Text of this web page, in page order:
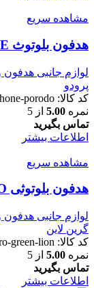
مشاهده سریع
هدفون بلوتوث VIBE پرودو Porodo VIBE
لوازم جانبی
پرودو
کد کالا: porodo
نمره 5.00 از 5
تماس بگیرید
اطلاعات بیشتر
مشاهده سریع
هدفون بلوتوثی SAN SIRO گرین لاین
لوازم جانبی
گرین لاین
کد کالا: green-lion
نمره 5.00 از 5
تماس بگیرید
اطلاعات بیشتر